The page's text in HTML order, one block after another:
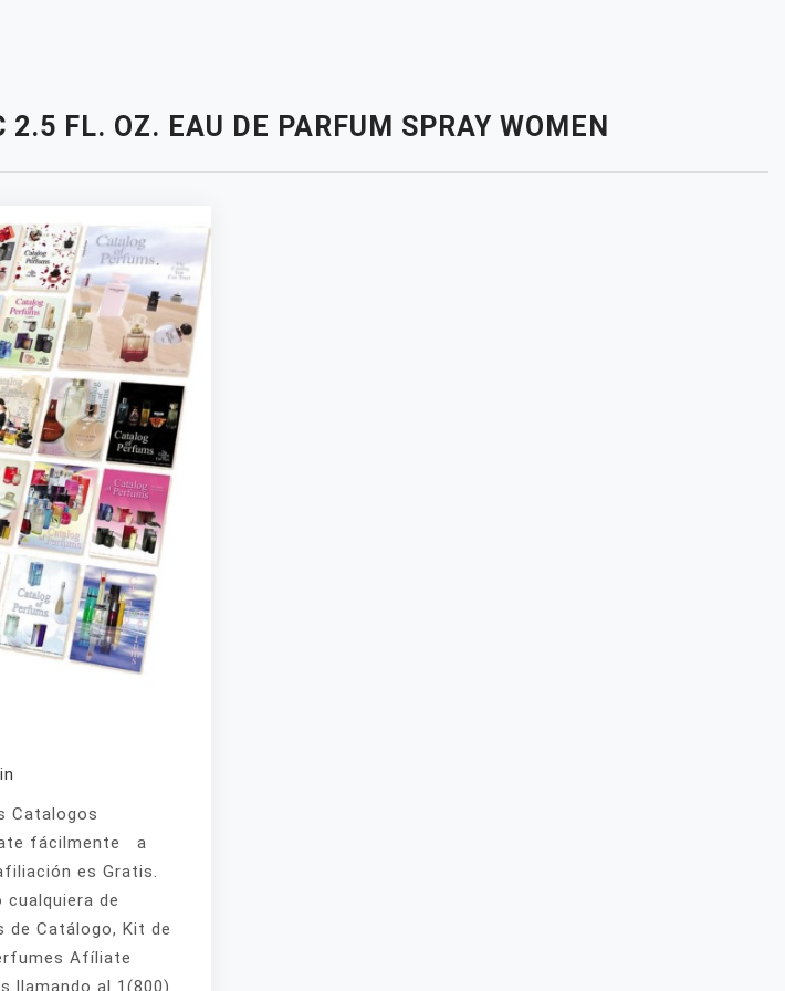
2.5 FL. OZ. EAU DE PARFUM SPRAY WOMEN
Catalogos
fácilmente a
es Gratis.
cualquiera de
de Catálogo, Kit de
Afíliate
llamando al 1(800)